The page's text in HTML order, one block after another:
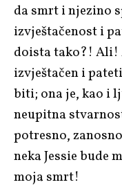
da smrt i njezino
izvještačenost i
doista tako?!
izvještačen i
biti; ona je, kao i
neupitna
potresno,
neka Jessie bude
moja smrt!